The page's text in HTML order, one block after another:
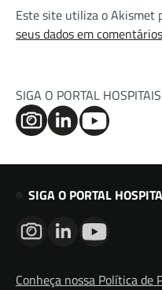
Este site utiliza o Akismet
seus dados em
SIGA O PORTAL
SIGA O PORTAL
Conheça nossa Política de